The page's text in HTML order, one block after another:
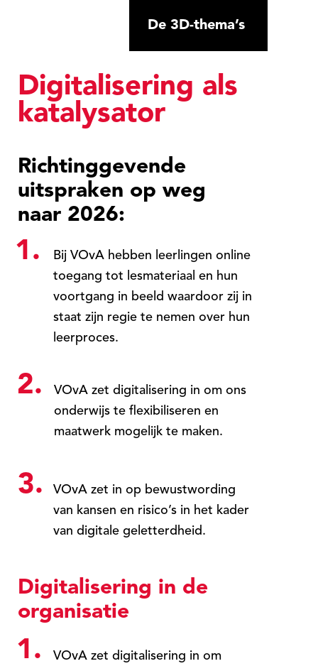
Richtinggevende
uitspraken op weg
naar 2026:
Digitalisering in de
organisatie
1.
VOvA zet digitalisering in om
3.
VOvA zet in op bewustwording
van kansen en risico’s in het kader
van digitale geletterdheid.
1.
Bij VOvA hebben leerlingen online
toegang tot lesmateriaal en hun
voortgang in beeld waardoor zij in
staat zijn regie te nemen over hun
leerproces.
2.
VOvA zet digitalisering in om ons
onderwijs te flexibiliseren en
maatwerk mogelijk te maken.
De 3D-thema’s
Digitalisering als
katalysator